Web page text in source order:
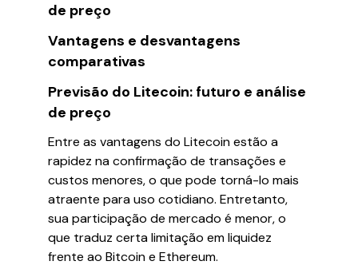
de preço
Vantagens e desvantagens
comparativas
Previsão do Litecoin: futuro e análise
de preço
Entre as vantagens do Litecoin estão a
rapidez na confirmação de transações e
custos menores, o que pode torná-lo mais
atraente para uso cotidiano. Entretanto,
sua participação de mercado é menor, o
que traduz certa limitação em liquidez
frente ao Bitcoin e Ethereum.